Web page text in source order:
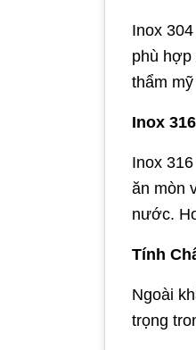
Inox
phù hợp
thẩm
Inox 316
Inox
ăn mòn
nước.
Tính
Ngoài
trọng